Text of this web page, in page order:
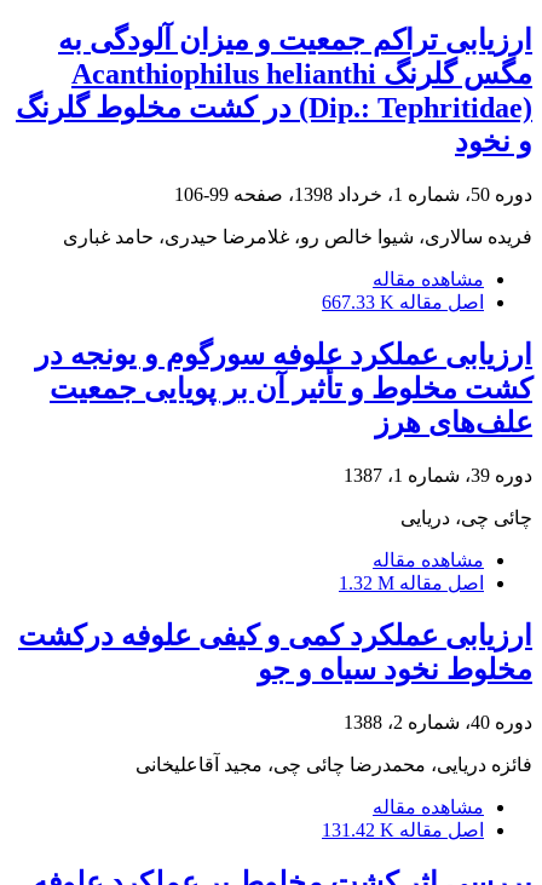
ارزیابی تراکم جمعیت و میزان آلودگی به
مگس گلرنگ Acanthiophilus helianthi
(Dip.: Tephritidae) در کشت مخلوط گلرنگ
و نخود
دوره 50، شماره 1، خرداد 1398، صفحه 99-106
فریده سالاری، شیوا خالص رو، غلامرضا حیدری، حامد غباری
مشاهده مقاله
اصل مقاله 667.33 K
ارزیابی عملکرد علوفه سورگوم و یونجه در
کشت مخلوط و تأثیر آن بر پویایی جمعیت
علف‌های هرز
دوره 39، شماره 1، 1387
چائی چی، دریایی
مشاهده مقاله
اصل مقاله 1.32 M
ارزیابی عملکرد کمی و کیفی علوفه درکشت
مخلوط نخود سیاه و جو
دوره 40، شماره 2، 1388
فائزه دریایی، محمدرضا چائی چی، مجید آقاعلیخانی
مشاهده مقاله
اصل مقاله 131.42 K